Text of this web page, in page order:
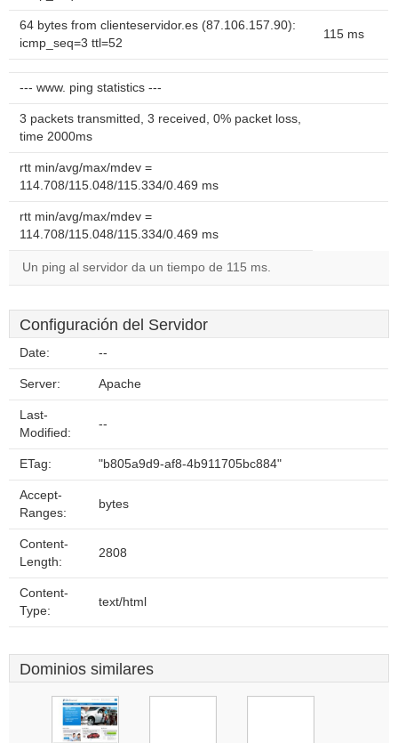
64 bytes from clienteservidor.es (87.106.157.90):
icmp_seq=3 ttl=52
115 ms
--- www. ping statistics ---
3 packets transmitted, 3 received, 0% packet loss,
time 2000ms
rtt min/avg/max/mdev =
114.708/115.048/115.334/0.469 ms
rtt min/avg/max/mdev =
114.708/115.048/115.334/0.469 ms
Un ping al servidor da un tiempo de 115 ms.
Configuración del Servidor
Date: --
Server: Apache
Last-
Modified:
--
ETag: "b805a9d9-af8-4b911705bc884"
Accept-
Ranges:
bytes
Content-
Length:
2808
Content-
Type:
text/html
Dominios similares